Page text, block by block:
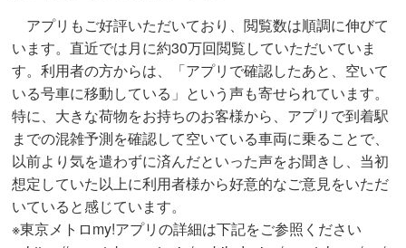
アプリもご好評いただいており、閲覧数は順調に伸びて
います。直近では月に約30万回閲覧していただいていま
す。利用者の方からは、「アプリで確認したあと、空いて
いる号車に移動している」という声も寄せられています。
特に、大きな荷物をお持ちのお客様から、アプリで到着駅
までの混雑予測を確認して空いている車両に乗ることで、
以前より気を遣わずに済んだといった声をお聞きし、当初
想定していた以上に利用者様から好意的なご意見をいただ
いていると感じています。
※東京メトロmy!アプリの詳細は下記をご参照ください